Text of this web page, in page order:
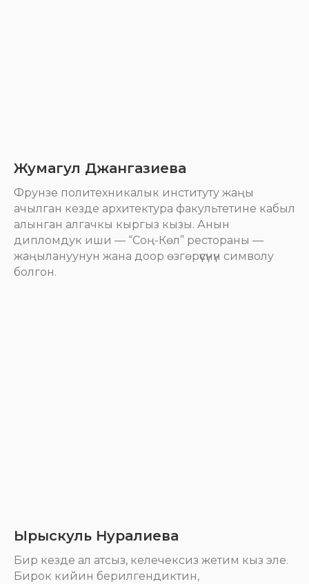
Жумагул Джангазиева
Фрунзе политехникалык институту жаңы
ачылган кезде архитектура факультетине кабыл
алынган алгачкы кыргыз кызы. Анын
дипломдук иши — “Соң-Көл” рестораны —
жаңылануунун жана доор өзгөрүүсүнүн символу
болгон.
Ырыскуль Нуралиева
Бир кезде ал атсыз, келечексиз жетим кыз эле.
Бирок кийин берилгендиктин,